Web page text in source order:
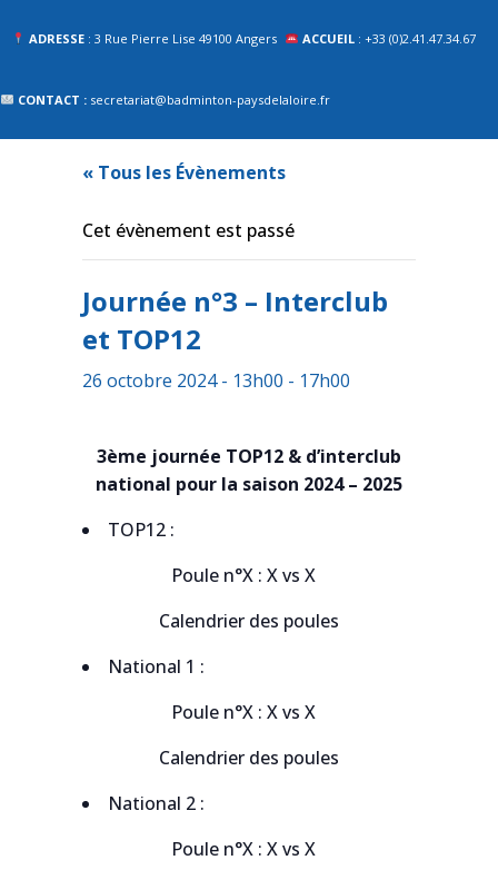
ADRESSE : 3 Rue Pierre Lise 49100 Angers ACCUEIL : +33 (0)2.41.47.34.67
CONTACT : secretariat@badminton-paysdelaloire.fr
« Tous les Évènements
Cet évènement est passé
Journée n°3 – Interclub
et TOP12
26 octobre 2024 - 13h00 - 17h00
3ème journée TOP12 & d’interclub
national pour la saison 2024 – 2025
TOP12 :
Poule n°X : X vs X
Calendrier des poules
National 1 :
Poule n°X : X vs X
Calendrier des poules
National 2 :
Poule n°X : X vs X